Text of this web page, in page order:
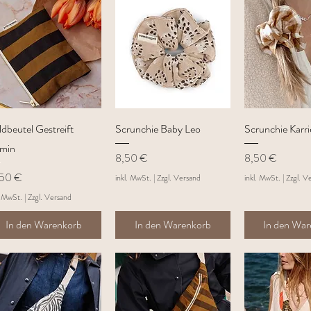
Schnellansicht
Gestreift
€
|Zzgl. Versand
In den Warenkorb
Schnellansicht
Scrunchie Baby Leo
Preis
8,50 €
inkl. MwSt. |Zzgl. Versand
In den Warenkorb
Scrunchie
Preis
8,50 €
inkl. MwSt. |Zzgl.
In den